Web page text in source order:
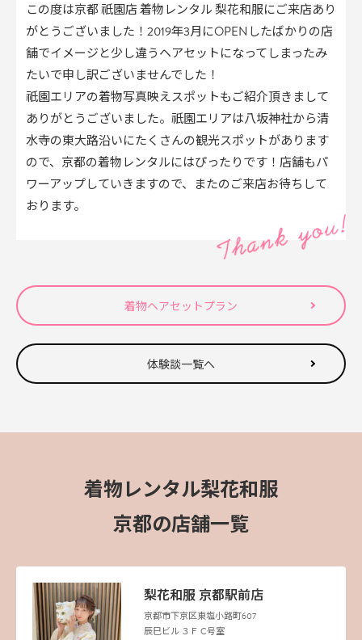
この度は京都 祇園店 着物レンタル 梨花和服にご来店あり
がとうございました！2019年3月にOPENしたばかりの店
舗でイメージと少し違うヘアセットになってしまったみ
たいで申し訳ございませんでした！
祇園エリアの着物写真映えスポットもご紹介頂きまして
ありがとうございました。祇園エリアは八坂神社から清
水寺の東大路沿いにたくさんの観光スポットがあります
ので、京都の着物レンタルにはぴったりです！店舗もパ
ワーアップしていきますので、またのご来店お待ちして
おります。
着物ヘアセットプラン
体験談一覧へ
着物レンタル梨花和服
京都の店舗一覧
梨花和服 京都駅前店
京都市下京区東塩小路町607
辰巳ビル ３Ｆ C号室